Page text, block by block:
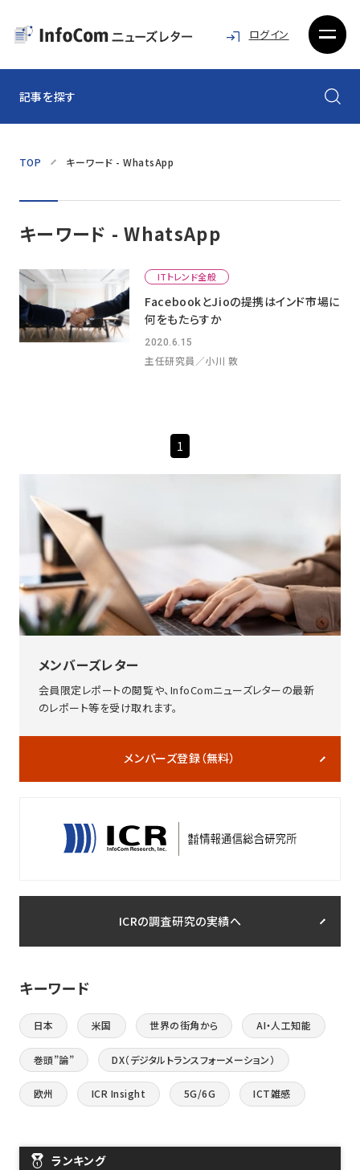
ログイン
記事を探す
TOP キーワード - WhatsApp
キーワード - WhatsApp
ITトレンド全般
FacebookとJioの提携はインド市場に
何をもたらすか
2020.6.15
主任研究員／小川 敦
1
メンバーズレター
会員限定レポートの閲覧や、InfoComニューズレターの最新
のレポート等を受け取れます。
メンバーズ登録（無料）
ICRの調査研究の実績へ
キーワード
日本 米国 世界の街角から AI・人工知能
巻頭”論” DX（デジタルトランスフォーメーション）
欧州 ICR Insight 5G/6G ICT雑感
ランキング